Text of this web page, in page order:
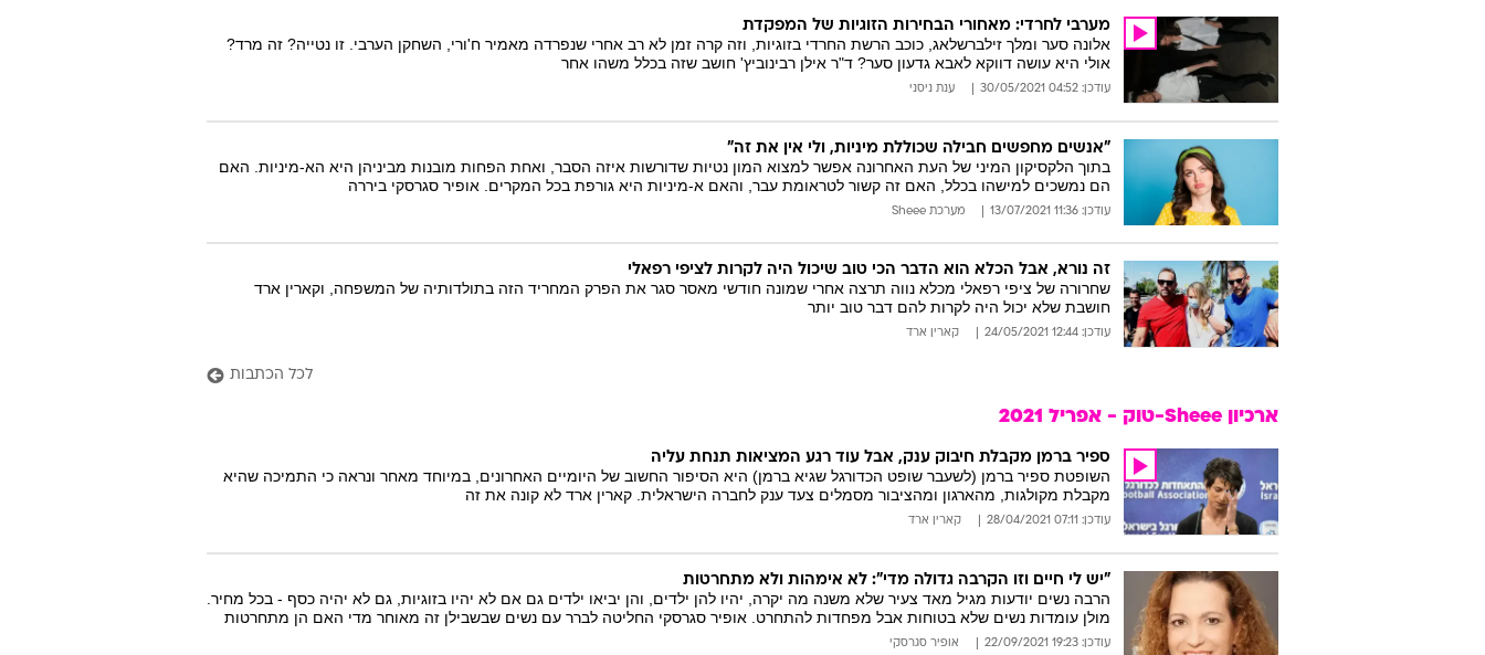
מערבי לחרדי: מאחורי הבחירות הזוגיות של המפקדת
אלונה סער ומלך זילברשלאג, כוכב הרשת החרדי בזוגיות, וזה קרה זמן לא רב אחרי שנפרדה מאמיר ח'ורי, השחקן הערבי. זו נטייה? זה מרד?
אולי היא עושה דווקא לאבא גדעון סער? ד"ר אילן רבינוביץ' חושב שזה בכלל משהו אחר
עודכן: 04:52 30/05/2021 ענת ניסני
"אנשים מחפשים חבילה שכוללת מיניות, ולי אין את זה"
בתוך הלקסיקון המיני של העת האחרונה אפשר למצוא המון נטיות שדורשות איזה הסבר, ואחת הפחות מובנות מביניהן היא הא-מיניות. האם
הם נמשכים למישהו בכלל, האם זה קשור לטראומת עבר, והאם א-מיניות היא גורפת בכל המקרים. אופיר סגרסקי ביררה
עודכן: 11:36 13/07/2021 מערכת Sheee
זה נורא, אבל הכלא הוא הדבר הכי טוב שיכול היה לקרות לציפי רפאלי
שחרורה של ציפי רפאלי מכלא נווה תרצה אחרי שמונה חודשי מאסר סגר את הפרק המחריד הזה בתולדותיה של המשפחה, וקארין ארד
חושבת שלא יכול היה לקרות להם דבר טוב יותר
עודכן: 12:44 24/05/2021 קארין ארד
לכל הכתבות
ארכיון Sheee-טוק - אפריל 2021
ספיר ברמן מקבלת חיבוק ענק, אבל עוד רגע המציאות תנחת עליה
השופטת ספיר ברמן (לשעבר שופט הכדורגל שגיא ברמן) היא הסיפור החשוב של היומיים האחרונים, במיוחד מאחר ונראה כי התמיכה שהיא
מקבלת מקולגות, מהארגון ומהציבור מסמלים צעד ענק לחברה הישראלית. קארין ארד לא קונה את זה
עודכן: 07:11 28/04/2021 קארין ארד
"יש לי חיים וזו הקרבה גדולה מדי": לא אימהות ולא מתחרטות
הרבה נשים יודעות מגיל מאד צעיר שלא משנה מה יקרה, יהיו להן ילדים, והן יביאו ילדים גם אם לא יהיו בזוגיות, גם לא יהיה כסף - בכל מחיר.
מולן עומדות נשים שלא בטוחות אבל מפחדות להתחרט. אופיר סגרסקי החליטה לברר עם נשים שבשבילן זה מאוחר מדי האם הן מתחרטות
עודכן: 19:23 22/09/2021 אופיר סגרסקי